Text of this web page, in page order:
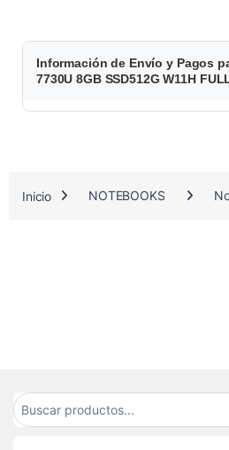
$
1
.
5
7
Información de Envío y Pagos
7730U 8GB SSD512G W11H
Inicio NOTEBOOKS